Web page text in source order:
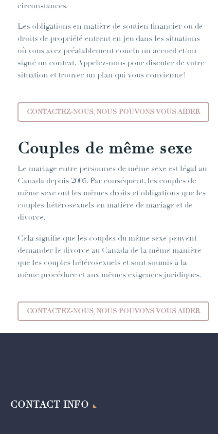
circonstances.
Les obligations en matière de soutien financier ou de
droits de propriété entrent en jeu dans les situations
où vous avez préalablement conclu un accord et/ou
signé un contrat. Appelez-nous pour discuter de votre
situation et trouver un plan qui vous convienne!
CONTACTEZ-NOUS, NOUS POUVONS VOUS AIDER
Couples de même sexe
Le mariage entre personnes de même sexe est légal au
Canada depuis 2005. Par conséquent, les couples de
même sexe ont les mêmes droits et obligations que les
couples hétérosexuels en matière de mariage et de
divorce.
Cela signifie que les couples du même sexe peuvent
demander le divorce au Canada de la même manière
que les couples hétérosexuels et sont soumis à la
même procédure et aux mêmes exigences juridiques.
CONTACTEZ-NOUS, NOUS POUVONS VOUS AIDER
CONTACT INFO